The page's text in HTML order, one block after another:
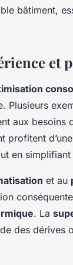
bâtiment,
et
Plusieurs
aux besoins
profitent d’une
en simplifiant
et au
. La
des dérives